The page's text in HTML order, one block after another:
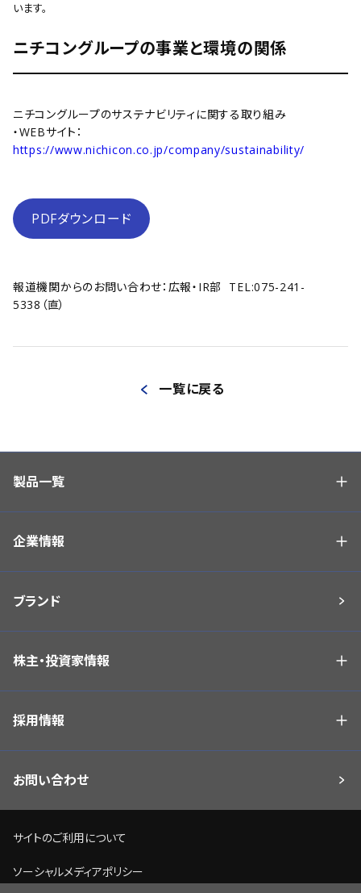
います。
ニチコングループの事業と環境の関係
ニチコングループのサステナビリティに関する取り組み
・WEBサイト：
https://www.nichicon.co.jp/company/sustainability/
PDFダウンロード
報道機関からのお問い合わせ：広報・IR部 TEL:075-241-
5338（直）
一覧に戻る
製品一覧
企業情報
ブランド
株主・投資家情報
採用情報
お問い合わせ
サイトのご利用について
ソーシャルメディアポリシー